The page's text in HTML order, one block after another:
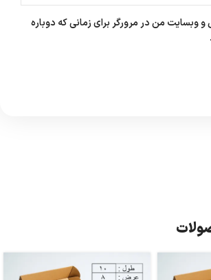
و وبسایت من در مرورگر برای زمانی که دوباره